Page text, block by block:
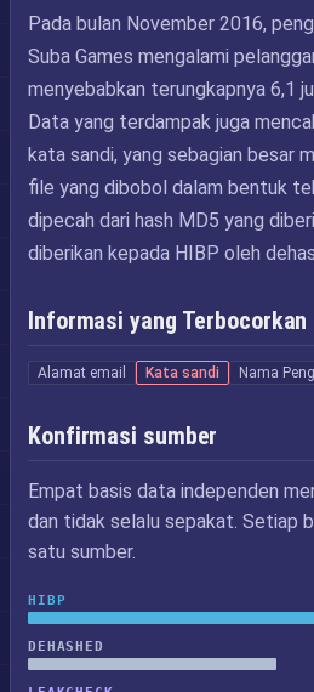
Pada bulan November 2016,
Suba Games mengalami
menyebabkan terungkapnya 6,1
Data yang terdampak juga
kata sandi, yang sebagian besar
file yang dibobol dalam bentuk
dipecah dari hash MD5 yang
diberikan kepada HIBP oleh
Informasi yang Terbocorkan
Alamat email Kata sandi Nama
Konfirmasi sumber
Empat basis data independen
dan tidak selalu sepakat. Setiap
satu sumber.
HIBP
DEHASHED